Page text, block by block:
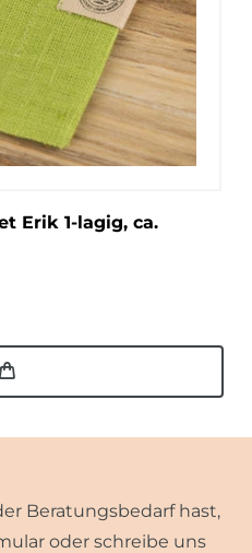
Erik 1-lagig, ca.
Beratungsbedarf hast,
oder schreibe uns